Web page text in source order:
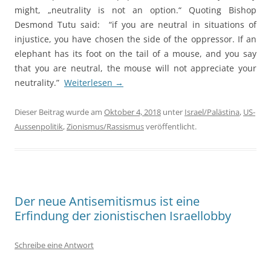
might, „neutrality is not an option.“ Quoting Bishop
Desmond Tutu said: “if you are neutral in situations of
injustice, you have chosen the side of the oppressor. If an
elephant has its foot on the tail of a mouse, and you say
that you are neutral, the mouse will not appreciate your
neutrality.” Weiterlesen →
Dieser Beitrag wurde am Oktober 4, 2018 unter Israel/Palästina, US-
Aussenpolitik,Zionismus/Rassismusveröffentlicht.
Der neue Antisemitismus ist eine
Erfindung der zionistischen Israellobby
Schreibe eine Antwort